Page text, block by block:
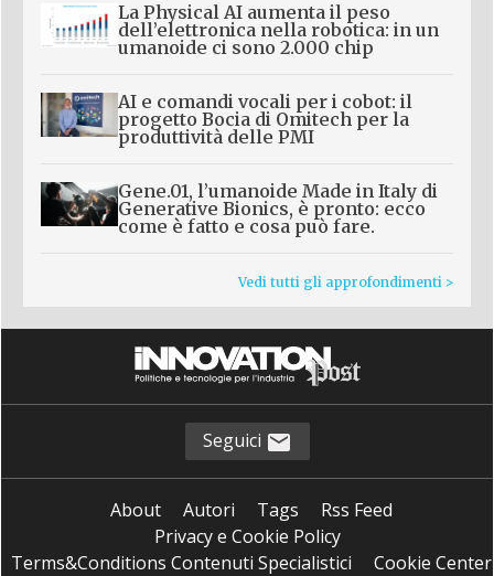
La Physical AI aumenta il peso
dell’elettronica nella robotica: in un
umanoide ci sono 2.000 chip
AI e comandi vocali per i cobot: il
progetto Bocia di Omitech per la
produttività delle PMI
Gene.01, l’umanoide Made in Italy di
Generative Bionics, è pronto: ecco
come è fatto e cosa può fare.
Vedi tutti gli approfondimenti >
Seguici
About Autori Tags
Rss Feed
Privacy e Cookie Policy
Terms&Conditions Contenuti Specialistici
Cookie Center